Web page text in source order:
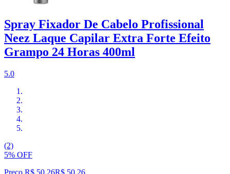
Spray Fixador De Cabelo Profissional
Neez Laque Capilar Extra Forte Efeito
Grampo 24 Horas 400ml
5.0
(2)
5% OFF
Preço R$ 50,26R$ 50,26